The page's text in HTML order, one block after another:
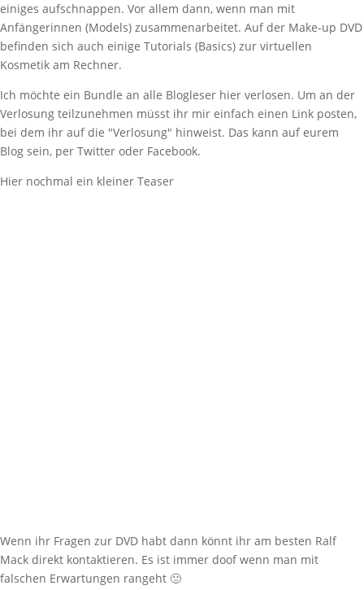
einiges aufschnappen. Vor allem dann, wenn man mit
Anfängerinnen (Models) zusammenarbeitet. Auf der Make-up DVD
befinden sich auch einige Tutorials (Basics) zur virtuellen
Kosmetik am Rechner.
Ich möchte ein Bundle an alle Blogleser hier verlosen. Um an der
Verlosung teilzunehmen müsst ihr mir einfach einen Link posten,
bei dem ihr auf die "Verlosung" hinweist. Das kann auf eurem
Blog sein, per Twitter oder Facebook.
Hier nochmal ein kleiner Teaser
Wenn ihr Fragen zur DVD habt dann könnt ihr am besten Ralf
Mack direkt kontaktieren. Es ist immer doof wenn man mit
falschen Erwartungen rangeht 🙂